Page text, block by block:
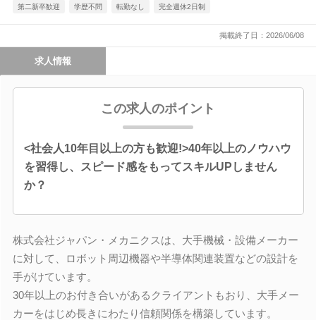
第二新卒歓迎 学歴不問 転勤なし 完全週休2日制
掲載終了日：2026/06/08
求人情報
この求人のポイント
<社会人10年目以上の方も歓迎!>40年以上のノウハウ
を習得し、スピード感をもってスキルUPしません
か？
株式会社ジャパン・メカニクスは、大手機械・設備メーカー
に対して、ロボット周辺機器や半導体関連装置などの設計を
手がけています。
30年以上のお付き合いがあるクライアントもおり、大手メー
カーをはじめ長きにわたり信頼関係を構築しています。